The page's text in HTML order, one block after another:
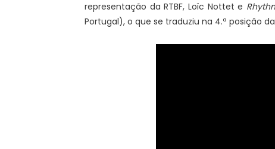
representação da RTBF, Loïc Nottet e
Portugal), o que se traduziu na 4.ª posição